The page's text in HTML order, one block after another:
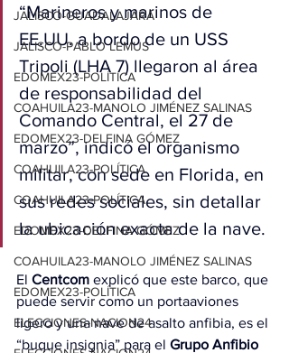
JALISCO-GUADALAJARA
JALISCO-PABLO LEMUS
EDOMEX23-POLÍTICA
COAHUILA23-MANOLO JIMÉNEZ SALINAS
EDOMEX23-DELFINA GÓMEZ
COAHUILA23-POLÍTICA
COAHUILA23-POLÍTICA
EDOMEX23-DELFINA GÓMEZ
COAHUILA23-MANOLO JIMÉNEZ SALINAS
EDOMEX23-POLÍTICA
ELECCIONES-NACION24
“Marineros y marinos de
EE.UU. a bordo de un USS
Tripoli (LHA 7) llegaron al área
de responsabilidad del
Comando Central, el 27 de
marzo”, indicó el organismo
militar, con sede en Florida, en
sus redes sociales, sin detallar
la ubicación exacta de la nave.
El Centcom explicó que este barco, que
puede servir como un portaaviones
ligero y una nave de asalto anfibia, es el
“buque insignia” para el Grupo Anfibio